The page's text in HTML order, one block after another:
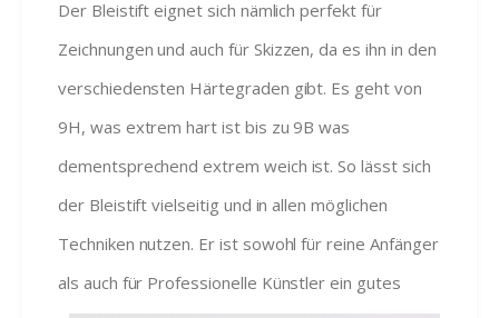
Der Bleistift eignet sich nämlich perfekt für
Zeichnungen und auch für Skizzen, da es ihn in den
verschiedensten Härtegraden gibt. Es geht von
9H, was extrem hart ist bis zu 9B was
dementsprechend extrem weich ist. So lässt sich
der Bleistift vielseitig und in allen möglichen
Techniken nutzen. Er ist sowohl für reine Anfänger
als auch für Professionelle Künstler ein gutes